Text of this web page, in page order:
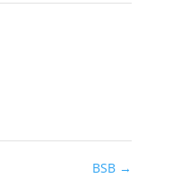
BSB →